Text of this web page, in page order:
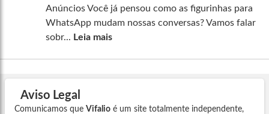
Anúncios Você já pensou como as figurinhas para
WhatsApp mudam nossas conversas? Vamos falar
sobr... Leia mais
Aviso Legal
Comunicamos que Vifalio é um site totalmente independente,